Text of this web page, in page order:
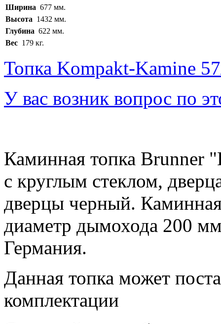
Ширина 677 мм.
Высота 1432 мм.
Глубина 622 мм.
Вес 179 кг.
Топка Kompakt-Kamine
У вас возник вопрос по
Каминная топка Brunner
с круглым стеклом,
дверцы черный.
диаметр дымохода 200
Германия.
Данная топка может
комплектации